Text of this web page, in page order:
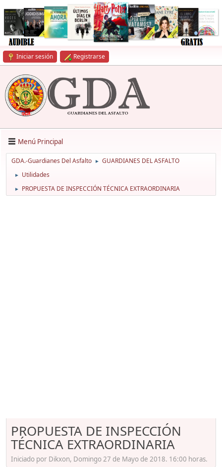
Iniciar sesión Registrarse
Menú Principal
GDA.-Guardianes Del Asfalto ► GUARDIANES DEL ASFALTO
► Utilidades
► PROPUESTA DE INSPECCIÓN TÉCNICA EXTRAORDINARIA
PROPUESTA DE INSPECCIÓN
TÉCNICA EXTRAORDINARIA
Iniciado por Dikxon, Domingo 27 de Mayo de 2018. 16:00 horas.